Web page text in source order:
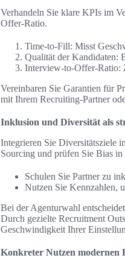
Verhandeln Sie klare KPIs im
Offer-Ratio.
Time-to-Fill: Misst
Qualität der Kandidaten:
Interview-to-Offer-Ratio:
Vereinbaren Sie Garantien für
mit Ihrem Recruiting-Partner
Inklusion und Diversität als
Integrieren Sie Diversitätsziele
Sourcing und prüfen Sie Bias
Schulen Sie Partner zu
Nutzen Sie Kennzahlen,
Bei der Agenturwahl
Durch gezielte Recruitment
Geschwindigkeit Ihrer
Konkreter Nutzen modernen